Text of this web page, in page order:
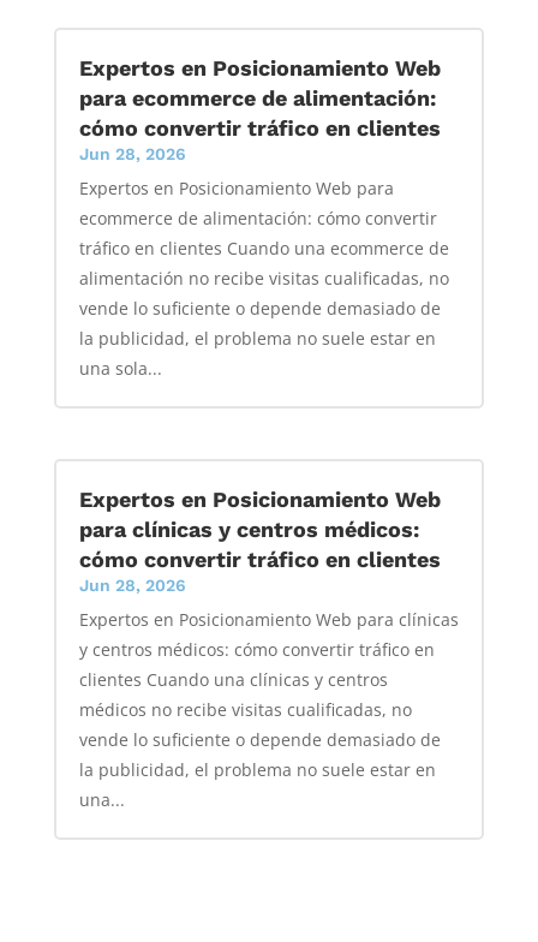
Expertos en Posicionamiento Web
para ecommerce de alimentación:
cómo convertir tráfico en clientes
Jun 28, 2026
Expertos en Posicionamiento Web para
ecommerce de alimentación: cómo convertir
tráfico en clientes Cuando una ecommerce de
alimentación no recibe visitas cualificadas, no
vende lo suficiente o depende demasiado de
la publicidad, el problema no suele estar en
una sola...
Expertos en Posicionamiento Web
para clínicas y centros médicos:
cómo convertir tráfico en clientes
Jun 28, 2026
Expertos en Posicionamiento Web para clínicas
y centros médicos: cómo convertir tráfico en
clientes Cuando una clínicas y centros
médicos no recibe visitas cualificadas, no
vende lo suficiente o depende demasiado de
la publicidad, el problema no suele estar en
una...